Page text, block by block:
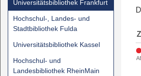
Universitätsbibliothek Frankfurt
Hochschul-, Landes- und
Stadtbibliothek Fulda
Universitätsbibliothek Kassel
Hochschul- und
Landesbibliothek RheinMain